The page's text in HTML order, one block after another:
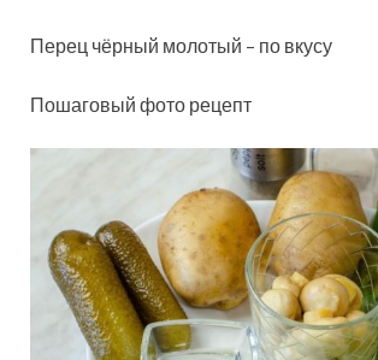
Перец чёрный молотый – по вкусу
Пошаговый фото рецепт